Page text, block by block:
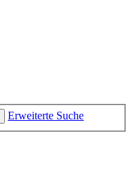
Erweiterte Suche